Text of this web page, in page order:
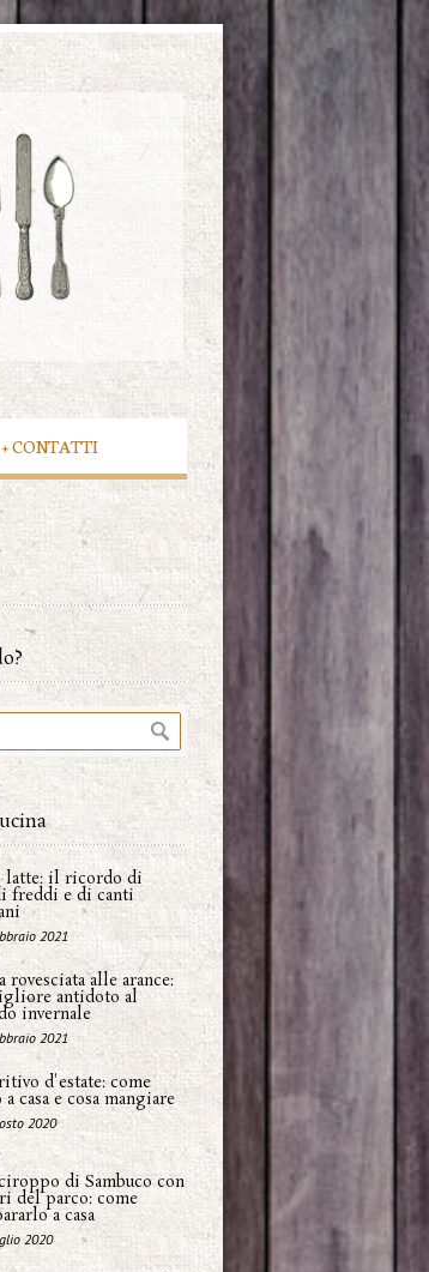
CONTATTI
+
latte: il ricordo di
freddi e di canti
2021
rovesciata alle arance:
antidoto al
invernale
2021
d'estate: come
casa e cosa mangiare
2020
di Sambuco con
del parco: come
a casa
2020